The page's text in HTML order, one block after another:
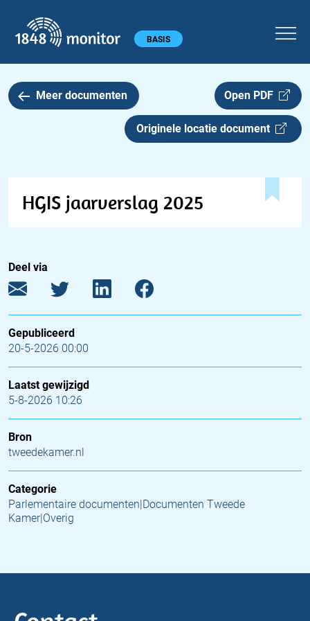
Hoofdmenu BASIS
Meer documenten Open PDF
Originele locatie document
HGIS jaarverslag 2025
Deel via
Gepubliceerd
20-5-2026 00:00
Laatst gewijzigd
5-8-2026 10:26
Bron
tweedekamer.nl
Categorie
Parlementaire documenten|Documenten Tweede
Kamer|Overig